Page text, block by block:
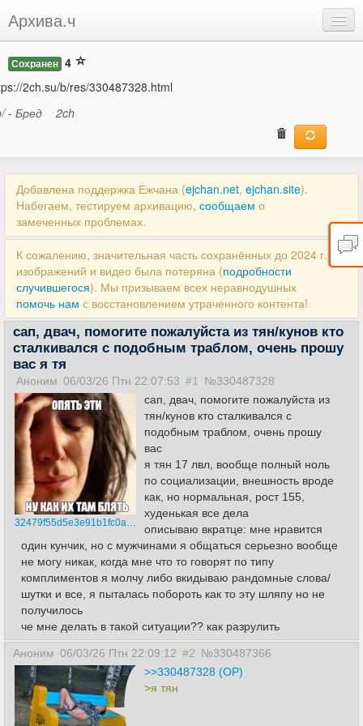
Архива.ч
Добавить
Войти
Сохранен 4
2ch.su/b/res/330487328.html
- Бред
2ch
Добавлена поддержка Ежчана (ejchan.net, ejchan.site).
Набегаем, тестируем архивацию, сообщаем о
замеченных проблемах.
К сожалению, значительная часть сохранённых до 2024 г.
изображений и видео была потеряна (подробности
случившегося). Мы призываем всех неравнодушных
помочь нам с восстановлением утраченного контента!
сап, двач, помогите пожалуйста из тян/кунов кто
сталкивался с подобным траблом, очень прошу
вас я тя
Аноним 06/03/26 Птн 22:07:53 #1 №330487328
32479f55d5e3e91b1fc0a79725910bcc.jpg
сап, двач, помогите пожалуйста из
тян/кунов кто сталкивался с
подобным траблом, очень прошу
вас
я тян 17 лвл, вообще полный ноль
по социализации, внешность вроде
как, но нормальная, рост 155,
худенькая все дела
описываю вкратце: мне нравится
один кунчик, но с мужчинами я общаться серьезно вообще
не могу никак, когда мне что то говорят по типу
комплиментов я молчу либо вкидываю рандомные слова/
шутки и все, я пыталась побороть как то эту шляпу но не
получилось
че мне делать в такой ситуации?? как разрулить
Аноним 06/03/26 Птн 22:09:12 #2 №330487366
>>330487328 (OP)
>я тян